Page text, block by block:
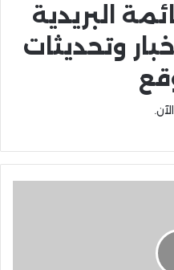
البريدية
وتحديثات